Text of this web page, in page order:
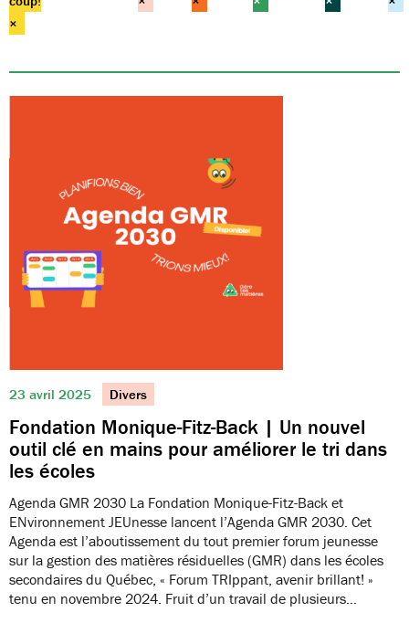
23 avril 2025 Divers
Fondation Monique-Fitz-Back | Un nouvel
outil clé en mains pour améliorer le tri dans
les écoles
Agenda GMR 2030 La Fondation Monique-Fitz-Back et
ENvironnement JEUnesse lancent l’Agenda GMR 2030. Cet
Agenda est l’aboutissement du tout premier forum jeunesse
sur la gestion des matières résiduelles (GMR) dans les écoles
secondaires du Québec, « Forum TRIppant, avenir brillant! »
tenu en novembre 2024. Fruit d’un travail de plusieurs…
×